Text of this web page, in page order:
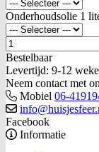
Onderhoudsolie 1
Bestelbaar
Levertijd: 9-12
Neem contact met
Mobiel 06-
Facebook
Informatie